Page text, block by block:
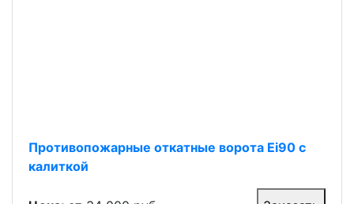
Противопожарные откатные ворота Ei90 с
калиткой